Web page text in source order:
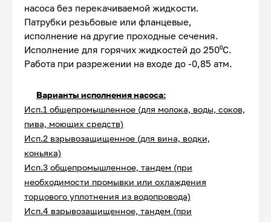
насоса без перекачиваемой жидкости.
Патрубки резьбовые или фланцевые,
исполнение на другие проходные сечения.
Исполнение для горячих жидкостей до 250⁰С.
Работа при разрежении на входе до -0,85 атм.
Варианты исполнения насоса:
Исп.1 общепромышленное (для молока, воды, соков,
пива, моющих средств)
Исп.2 взрывозащищенное (для вина, водки,
коньяка)
Исп.3 общепромышленное, тандем (при
необходимости промывки или охлаждения
торцового уплотнения из водопровода)
Исп.4 взрывозащищенное, тандем (при